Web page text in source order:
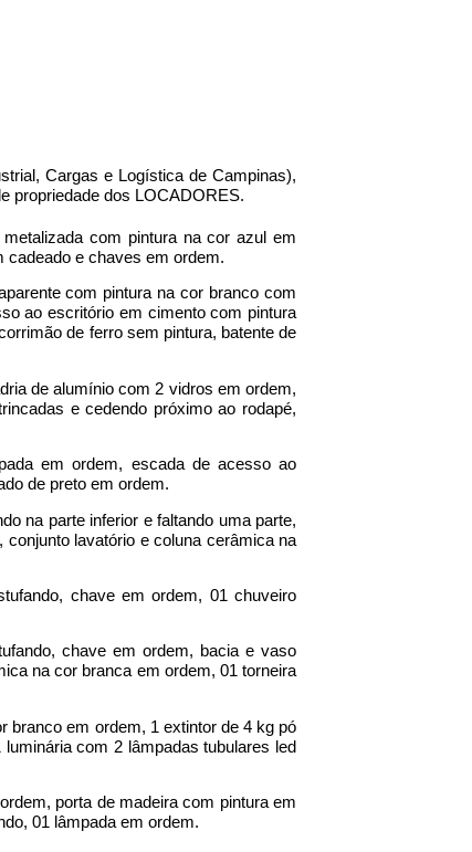
Cargas e Logística de Campinas),
propriedade dos LOCADORES.
com pintura na cor azul em
cadeado e chaves em ordem.
com pintura na cor branco com
ao escritório em cimento com pintura
de ferro sem pintura, batente de
de alumínio com 2 vidros em ordem,
e cedendo próximo ao rodapé,
em ordem, escada de acesso ao
de preto em ordem.
na parte inferior e faltando uma parte,
lavatório e coluna cerâmica na
chave em ordem, 01 chuveiro
chave em ordem, bacia e vaso
na cor branca em ordem, 01 torneira
branco em ordem, 1 extintor de 4 kg pó
com 2 lâmpadas tubulares led
porta de madeira com pintura em
01 lâmpada em ordem.